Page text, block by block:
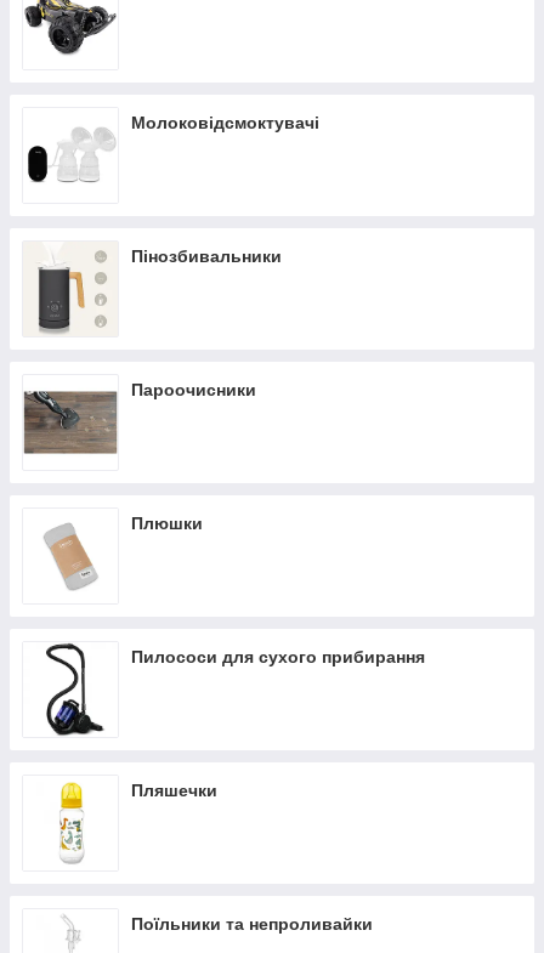
Молоковідсмоктувачі
Пінозбивальники
Пароочисники
Плюшки
Пилососи для сухого прибирання
Пляшечки
Поїльники та непроливайки